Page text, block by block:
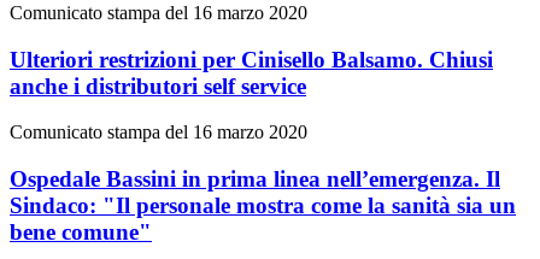
Comunicato stampa del 16 marzo 2020
Ulteriori restrizioni per Cinisello Balsamo. Chiusi
anche i distributori self service
Comunicato stampa del 16 marzo 2020
Ospedale Bassini in prima linea nell’emergenza. Il
Sindaco: "Il personale mostra come la sanità sia un
bene comune"